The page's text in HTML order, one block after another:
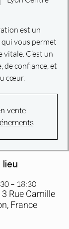
est un
vous permet
C’est un
de confiance, et
cœur.
vente
lieu
– 18:30
Rue Camille
France